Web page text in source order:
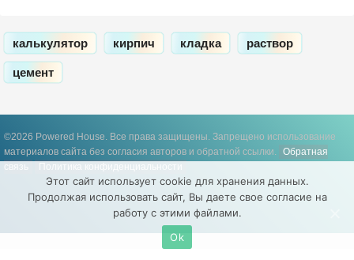
калькулятор кирпич кладка раствор
цемент
©2026 Powered House. Все права защищены. Запрещено использование
материалов сайта без согласия авторов и обратной ссылки.
Обратная
связь
Политика конфиденциальности
Этот сайт использует cookie для хранения данных.
Продолжая использовать сайт, Вы даете свое согласие на
работу с этими файлами.
Ok